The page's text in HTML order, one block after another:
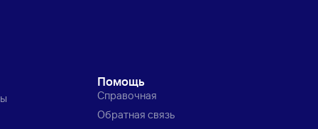
Помощь
Справочная
Обратная связь